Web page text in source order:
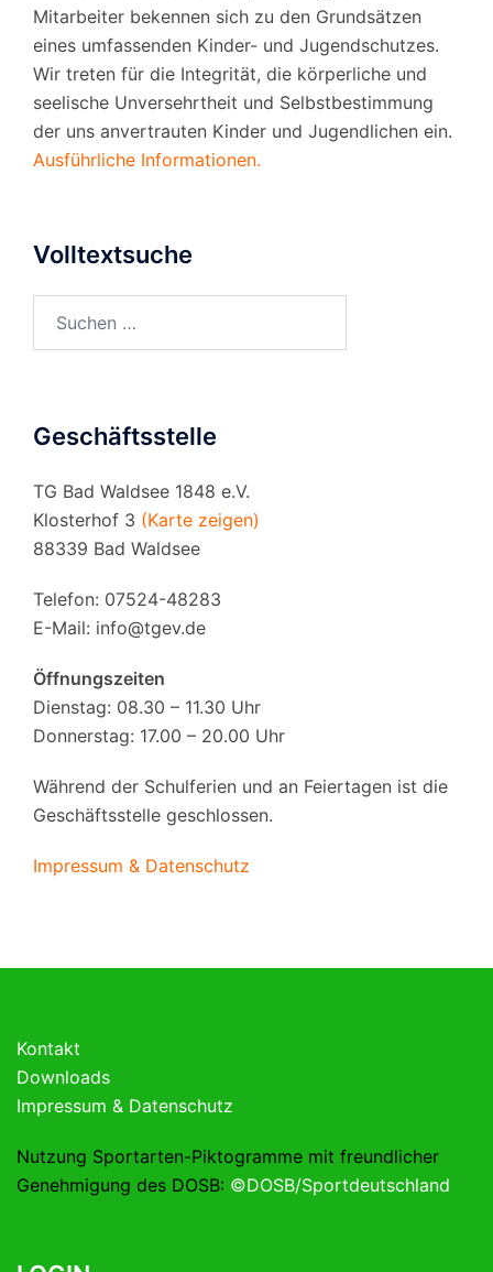
Mitarbeiter bekennen sich zu den Grundsätzen
eines umfassenden Kinder- und Jugendschutzes.
Wir treten für die Integrität, die körperliche und
seelische Unversehrtheit und Selbstbestimmung
der uns anvertrauten Kinder und Jugendlichen ein.
Ausführliche Informationen.
Volltextsuche
nach:
Geschäftsstelle
TG Bad Waldsee 1848 e.V.
Klosterhof 3 (Karte zeigen)
88339 Bad Waldsee
Telefon: 07524-48283
E-Mail: info@tgev.de
Öffnungszeiten
Dienstag: 08.30 – 11.30 Uhr
Donnerstag: 17.00 – 20.00 Uhr
Während der Schulferien und an Feiertagen ist die
Geschäftsstelle geschlossen.
Impressum & Datenschutz
Kontakt
Downloads
Impressum & Datenschutz
Nutzung Sportarten-Piktogramme mit freundlicher
Genehmigung des DOSB: ©DOSB/Sportdeutschland